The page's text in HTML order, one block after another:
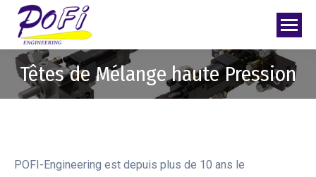
Têtes de Mélange haute Pression
POFI-Engineering est depuis plus de 10 ans le